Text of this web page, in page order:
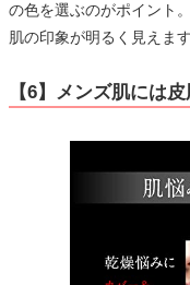
の色を選ぶのがポイント
肌の印象が明るく見えます
【6】メンズ肌には